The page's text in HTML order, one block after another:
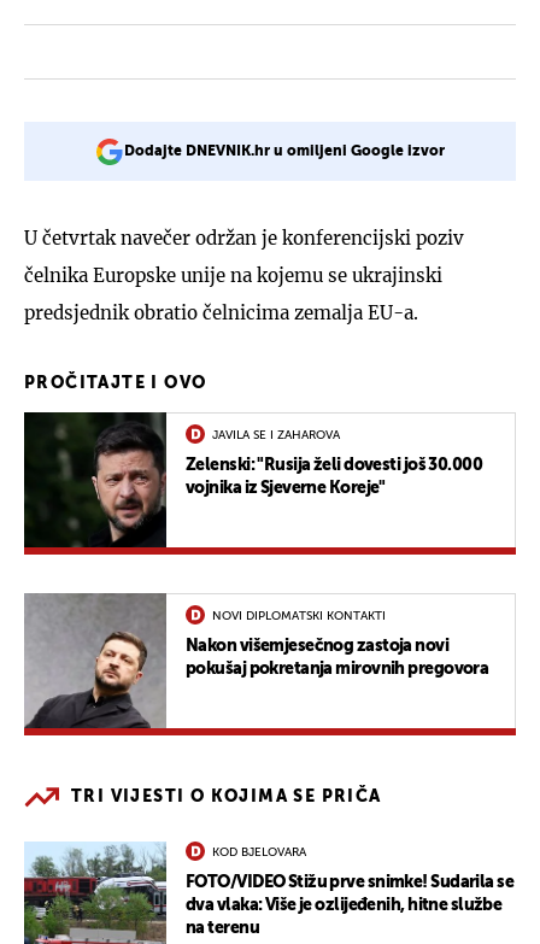
Dodajte DNEVNIK.hr u omiljeni Google izvor
U četvrtak navečer održan je konferencijski poziv
čelnika Europske unije na kojemu se ukrajinski
predsjednik obratio čelnicima zemalja EU-a.
PROČITAJTE I OVO
JAVILA SE I ZAHAROVA
Zelenski: "Rusija želi dovesti još 30.000
vojnika iz Sjeverne Koreje"
NOVI DIPLOMATSKI KONTAKTI
Nakon višemjesečnog zastoja novi
pokušaj pokretanja mirovnih pregovora
TRI VIJESTI O KOJIMA SE PRIČA
KOD BJELOVARA
FOTO/VIDEO Stižu prve snimke! Sudarila se
dva vlaka: Više je ozlijeđenih, hitne službe
na terenu